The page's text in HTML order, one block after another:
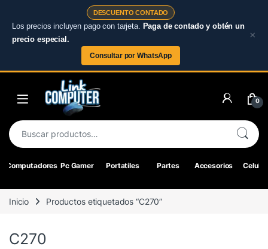
DESCUENTO CONTADO
Los precios incluyen pago con tarjeta. Paga de contado y obtén un
precio especial.
Consultar por WhatsApp
×
Skip to navigation
0
Buscar por:
Computadores Pc Gamer Portatiles Partes Accesorios
Inicio Productos etiquetados “C270”
C270